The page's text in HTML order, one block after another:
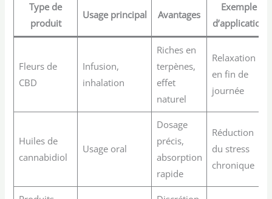
Type de
produit
Usage principal Avantages
Exemple
d’application
Fleurs de
CBD
Infusion,
inhalation
Riches en
terpènes,
effet
naturel
Relaxation
en fin de
journée
Huiles de
cannabidiol
Usage oral
Dosage
précis,
absorption
rapide
Réduction
du stress
chronique